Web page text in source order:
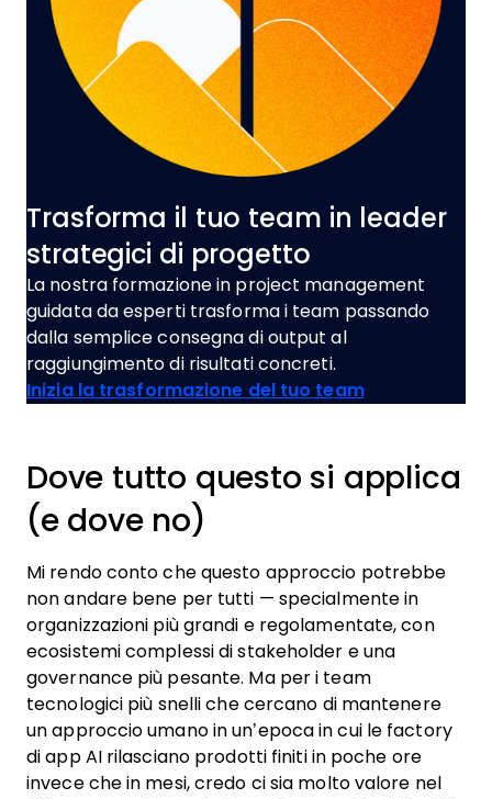
Trasforma il tuo team in leader
strategici di progetto
La nostra formazione in project management
guidata da esperti trasforma i team passando
dalla semplice consegna di output al
raggiungimento di risultati concreti.
Inizia la trasformazione del tuo teamOpens new
Dove tutto questo si applica
(e dove no)
Mi rendo conto che questo approccio potrebbe
non andare bene per tutti — specialmente in
organizzazioni più grandi e regolamentate, con
ecosistemi complessi di stakeholder e una
governance più pesante. Ma per i team
tecnologici più snelli che cercano di mantenere
un approccio umano in un’epoca in cui le factory
di app AI rilasciano prodotti finiti in poche ore
invece che in mesi, credo ci sia molto valore nel